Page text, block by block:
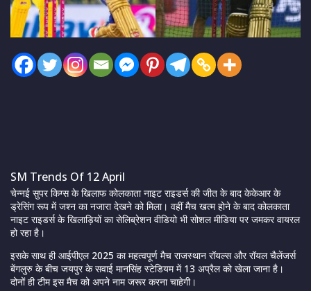
SM Trends Of 12 April
चेन्नई सुपर किग्स के खिलाफ कोलकाता नाइट राइडर्स की जीत के बाद केकेआर के
ड्रेसिंग रूप में जश्न का नजारा देखने को मिला। वहीं मैच खत्म होने के बाद कोलकाता
नाइट राइडर्स के खिलाड़ियों का सेलिब्रेशन वीडियो भी सोशल मीडिया पर जमकर वायरल
हो रहा है।
इसके साथ ही आईपीएल 2025 का महत्वपूर्ण मैच राजस्थान रॉयल्स और रॉयल चैलेंजर्स
बेंगलुरु के बीच जयपुर के सवाई मानसिंह स्टेडियम में 13 अप्रैल को खेला जाना है।
दोनों ही टीम इस मैच को अपने नाम जरूर करना चाहेगी।